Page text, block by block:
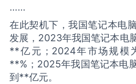
……
在此契机下，我国笔记本电
发展，2023年我国笔记本电
**亿元；2024年市场规模
**%；2025年我国笔记本电
到**亿元。